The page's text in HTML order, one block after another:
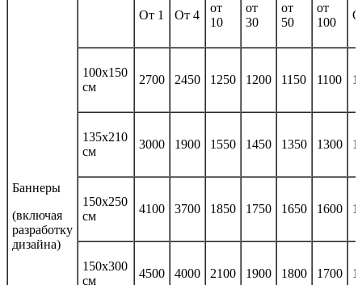
Баннеры
(включая
разработку
дизайна)
От 1 От 4
от
10
от
30
от
50
от
100
100х150
см
2700 2450 1250 1200 1150 1100
135х210
см
3000 1900 1550 1450 1350 1300
150х250
см
4100 3700 1850 1750 1650 1600
150х300
см
4500 4000 2100 1900 1800 1700